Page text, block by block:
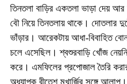
তিনতলা বাড়ির একতলা ভাড়া দেয়
বৌ নিয়ে তিনতলায় থাকে। দোতলার
ভাঁড়ার। আরেকটায় আধা-বিবাহিত
চলে এসেছিল। শ্বশুরবাড়ি খোঁজ
করে। এমফিলের প্রপোজাল তৈরি
অধ্যাপক রীতেশ মুখার্জির সঙ্গে